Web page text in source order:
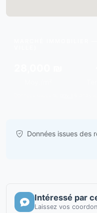
Données issues des
Intéressé par
Laissez vos